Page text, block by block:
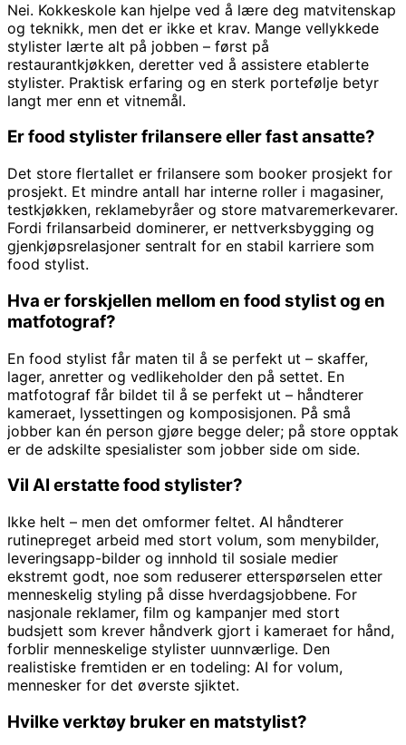
Nei. Kokkeskole kan hjelpe ved å lære deg matvitenskap
og teknikk, men det er ikke et krav. Mange vellykkede
stylister lærte alt på jobben – først på
restaurantkjøkken, deretter ved å assistere etablerte
stylister. Praktisk erfaring og en sterk portefølje betyr
langt mer enn et vitnemål.
Er food stylister frilansere eller fast ansatte?
Det store flertallet er frilansere som booker prosjekt for
prosjekt. Et mindre antall har interne roller i magasiner,
testkjøkken, reklamebyråer og store matvaremerkevarer.
Fordi frilansarbeid dominerer, er nettverksbygging og
gjenkjøpsrelasjoner sentralt for en stabil karriere som
food stylist.
Hva er forskjellen mellom en food stylist og en
matfotograf?
En food stylist får maten til å se perfekt ut – skaffer,
lager, anretter og vedlikeholder den på settet. En
matfotograf får bildet til å se perfekt ut – håndterer
kameraet, lyssettingen og komposisjonen. På små
jobber kan én person gjøre begge deler; på store opptak
er de adskilte spesialister som jobber side om side.
Vil AI erstatte food stylister?
Ikke helt – men det omformer feltet. AI håndterer
rutinepreget arbeid med stort volum, som menybilder,
leveringsapp-bilder og innhold til sosiale medier
ekstremt godt, noe som reduserer etterspørselen etter
menneskelig styling på disse hverdagsjobbene. For
nasjonale reklamer, film og kampanjer med stort
budsjett som krever håndverk gjort i kameraet for hånd,
forblir menneskelige stylister uunnværlige. Den
realistiske fremtiden er en todeling: AI for volum,
mennesker for det øverste sjiktet.
Hvilke verktøy bruker en matstylist?